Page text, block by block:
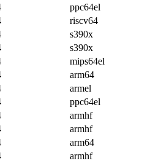
ppc64el
riscv64
s390x
s390x
mips64el
arm64
armel
ppc64el
armhf
armhf
arm64
armhf